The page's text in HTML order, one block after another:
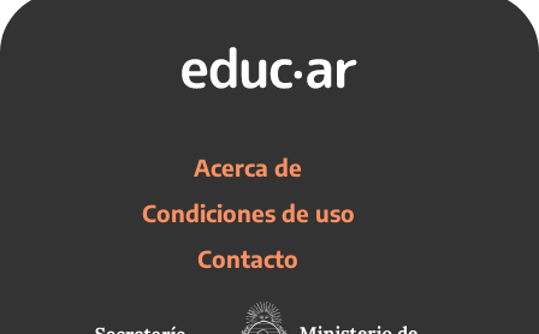
Acerca de
Condiciones de uso
Contacto